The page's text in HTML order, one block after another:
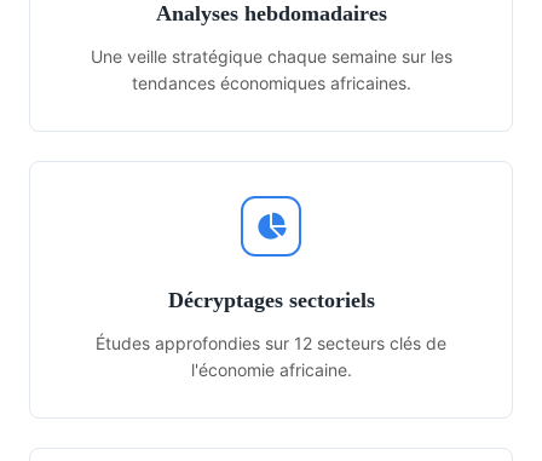
Analyses hebdomadaires
Une veille stratégique chaque semaine sur les
tendances économiques africaines.
Décryptages sectoriels
Études approfondies sur 12 secteurs clés de
l'économie africaine.